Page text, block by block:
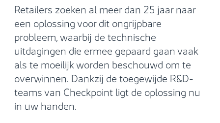
Retailers zoeken al meer dan 25 jaar naar
een oplossing voor dit ongrijpbare
probleem, waarbij de technische
uitdagingen die ermee gepaard gaan vaak
als te moeilijk worden beschouwd om te
overwinnen. Dankzij de toegewijde R&D-
teams van Checkpoint ligt de oplossing nu
in uw handen.